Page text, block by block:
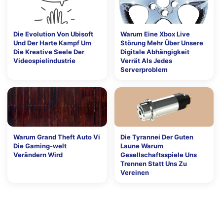
Die Evolution Von Ubisoft
Und Der Harte Kampf Um
Die Kreative Seele Der
Videospielindustrie
Warum Eine Xbox Live
Störung Mehr Über Unsere
Digitale Abhängigkeit
Verrät Als Jedes
Serverproblem
Warum Grand Theft Auto Vi
Die Gaming-welt
Verändern Wird
Die Tyrannei Der Guten
Laune Warum
Gesellschaftsspiele Uns
Trennen Statt Uns Zu
Vereinen